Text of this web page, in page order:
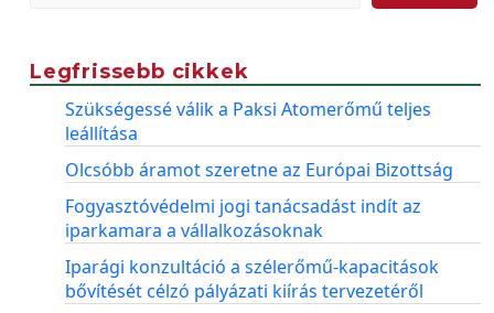
Legfrissebb cikkek
Szükségessé válik a Paksi Atomerőmű teljes
leállítása
Olcsóbb áramot szeretne az Európai Bizottság
Fogyasztóvédelmi jogi tanácsadást indít az
iparkamara a vállalkozásoknak
Iparági konzultáció a szélerőmű-kapacitások
bővítését célzó pályázati kiírás tervezetéről